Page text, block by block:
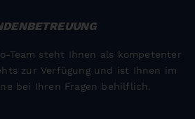
Team steht Ihnen als kompetenter
zur Verfügung und ist Ihnen im
bei Ihren Fragen behilflich.